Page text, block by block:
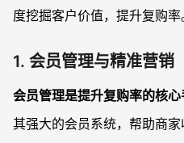
度挖掘客户价值，提升复购率
1. 会员管理与精准营销
会员管理是提升复购率的核心
其强大的会员系统，帮助商